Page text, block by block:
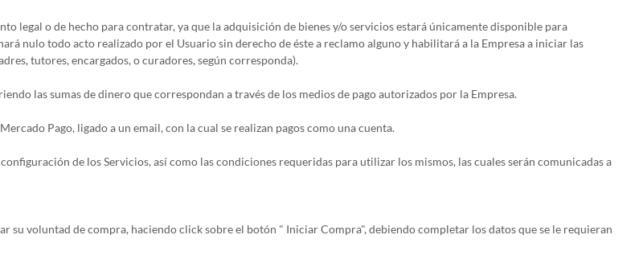
legal o de hecho para contratar, ya que la adquisición de bienes y/o servicios estará únicamente disponible para
nulo todo acto realizado por el Usuario sin derecho de éste a reclamo alguno y habilitará a la Empresa a iniciar las
tutores, encargados, o curadores, según corresponda).
las sumas de dinero que correspondan a través de los medios de pago autorizados por la Empresa.
Pago, ligado a un email, con la cual se realizan pagos como una cuenta.
de los Servicios, así como las condiciones requeridas para utilizar los mismos, las cuales serán comunicadas a
voluntad de compra, haciendo click sobre el botón " Iniciar Compra", debiendo completar los datos que se le requieran